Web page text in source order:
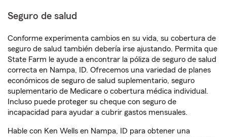
Seguro de salud
Conforme experimenta cambios en su vida, su cobertura de
seguro de salud también debería irse ajustando. Permita que
State Farm le ayude a encontrar la póliza de seguro de salud
correcta en Nampa, ID. Ofrecemos una variedad de planes
económicos de seguro de salud suplementario, seguro
suplementario de Medicare o cobertura médica individual.
Incluso puede proteger su cheque con seguro de
incapacidad para ayudar a cubrir gastos mensuales.
Hable con Ken Wells en Nampa, ID para obtener una